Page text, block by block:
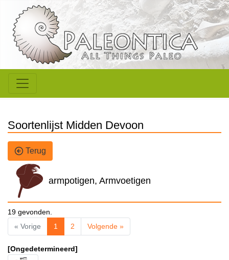
Soortenlijst Midden Devoon
Terug
armpotigen, Armvoetigen
19 gevonden.
« Vorige
1 2 Volgende »
[Ongedetermineerd]